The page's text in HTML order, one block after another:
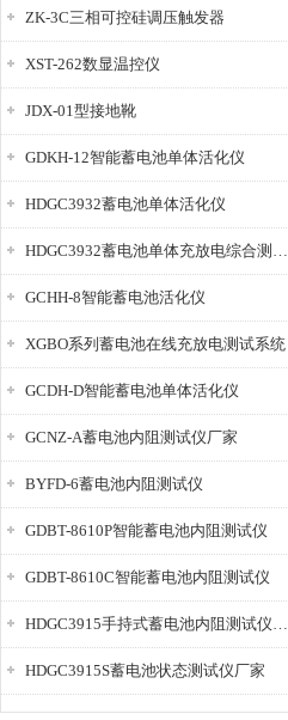
ZK-3C三相可控硅调压触发器
XST-262数显温控仪
JDX-01型接地靴
GDKH-12智能蓄电池单体活化仪
HDGC3932蓄电池单体活化仪
HDGC3932蓄电池单体充放电综合测试仪
GCHH-8智能蓄电池活化仪
XGBO系列蓄电池在线充放电测试系统
GCDH-D智能蓄电池单体活化仪
GCNZ-A蓄电池内阻测试仪厂家
BYFD-6蓄电池内阻测试仪
GDBT-8610P智能蓄电池内阻测试仪
GDBT-8610C智能蓄电池内阻测试仪
HDGC3915手持式蓄电池内阻测试仪厂家
HDGC3915S蓄电池状态测试仪厂家